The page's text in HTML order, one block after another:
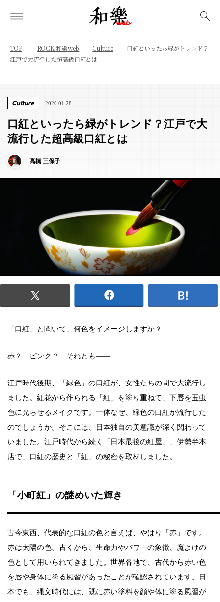
TOP ROCK 和樂web Culture
口紅といったら緑がトレンド？
江戸で大流行した超高級口紅とは
Culture 2020.01.28
口紅といったら緑がトレンド？江戸で大
流行した超高級口紅とは
高橋 三保子
「口紅」と聞いて、何色をイメージしますか？
赤？ ピンク？ それとも――
江戸時代後期、「緑色」の口紅が、女性たちの間で大流行し
ました。紅花から作られる「紅」を塗り重ねて、下唇を玉虫
色に光らせるメイクです。一体なぜ、緑色の口紅が流行した
のでしょうか。そこには、日本独自の美意識が深く関わって
いました。江戸時代から続く「日本最後の紅屋」、伊勢半本
店で、口紅の歴史と「紅」の秘密を取材しました。
「小町紅」の謎めいた輝き
古今東西、代表的な口紅の色と言えば、やはり「赤」です。
赤は太陽の色。古くから、生命力やパワーの象徴、魔よけの
色として用いられてきました。世界各地で、古代から赤い色
を唇や身体に塗る風習があったことが確認されています。日
本でも、縄文時代には、既に赤い塗料を顔や体に塗る風習が